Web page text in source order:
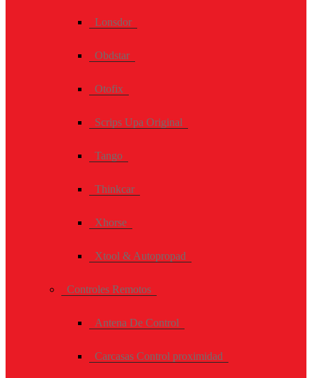
Lonsdor
Obdstar
Otofix
Scrips Upa Original
Tango
Thinkcar
Xhorse
Xtool & Autopropad
Controles Remotos
Antena De Control
Carcasas Control proximidad